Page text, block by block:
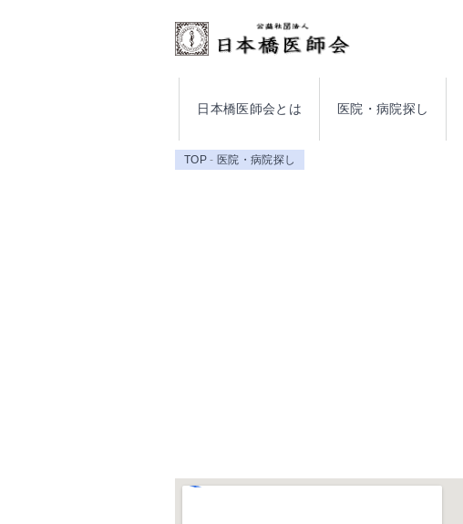
日本橋医師会とは 医院・病院探し
TOP 医院・病院探し